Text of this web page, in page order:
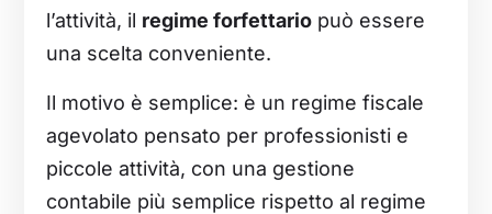
l’attività, il regime forfettario può essere
una scelta conveniente.
Il motivo è semplice: è un regime fiscale
agevolato pensato per professionisti e
piccole attività, con una gestione
contabile più semplice rispetto al regime